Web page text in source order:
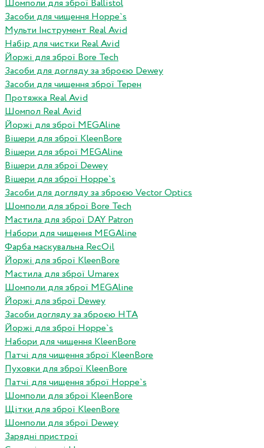
Шомполи для зброї Ballistol
Засоби для чищення Hoppe`s
Мульти Інструмент Real Avid
Набір для чистки Real Avid
Йоржі для зброї Bore Tech
Засоби для догляду за зброєю Dewey
Засоби для чищення зброї Терен
Протяжка Real Avid
Шомпол Real Avid
Йоржі для зброї MEGAline
Вішери для зброї KleenBore
Вішери для зброї MEGAline
Вішери для зброї Dewey
Вішери для зброї Hoppe`s
Засоби для догляду за зброєю Vector Optics
Шомполи для зброї Bore Tech
Мастила для зброї DAY Patron
Набори для чищення MEGAline
Фарба маскувальна RecOil
Йоржі для зброї KleenBore
Мастила для зброї Umarex
Шомполи для зброї MEGAline
Йоржі для зброї Dewey
Засоби догляду за зброєю HTA
Йоржі для зброї Hoppe`s
Набори для чищення KleenBore
Патчі для чищення зброї KleenBore
Пуховки для зброї KleenBore
Патчі для чищення зброї Hoppe`s
Шомполи для зброї KleenBore
Щітки для зброї KleenBore
Шомполи для зброї Dewey
Зарядні пристрої